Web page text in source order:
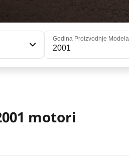
Godina Proizvodnje Modela
2001
motori